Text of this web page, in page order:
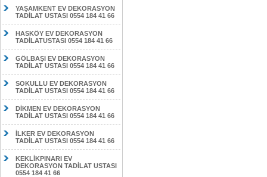
YAŞAMKENT EV DEKORASYON
TADİLAT USTASI 0554 184 41 66
HASKÖY EV DEKORASYON
TADİLATUSTASI 0554 184 41 66
GÖLBAŞI EV DEKORASYON
TADİLAT USTASI 0554 184 41 66
SOKULLU EV DEKORASYON
TADİLAT USTASI 0554 184 41 66
DİKMEN EV DEKORASYON
TADİLAT USTASI 0554 184 41 66
İLKER EV DEKORASYON
TADİLAT USTASI 0554 184 41 66
KEKLİKPINARI EV
DEKORASYON TADİLAT USTASI
0554 184 41 66